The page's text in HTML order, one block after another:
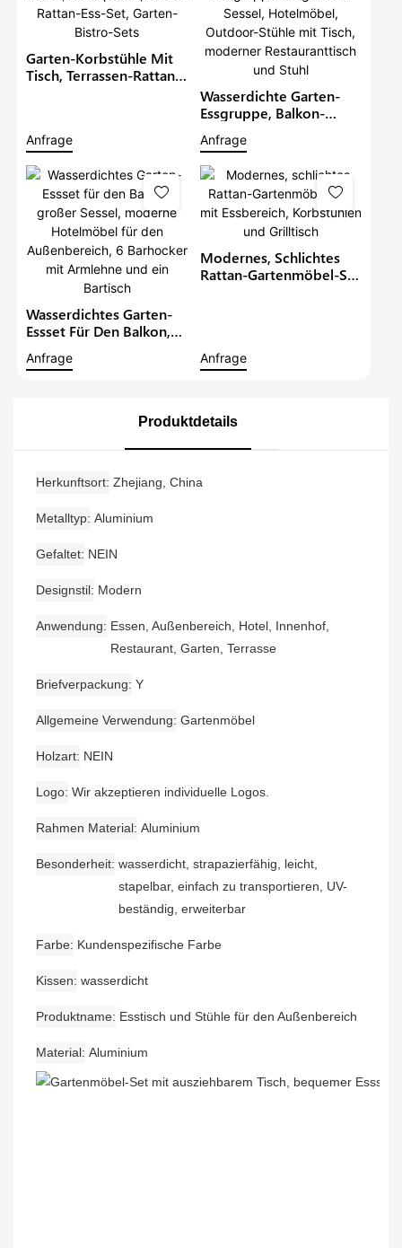
Garten-Korbstühle Mit
Tisch, Terrassen-Rattan-
Anfrage
Wasserdichte Garten-
Essgruppe, Balkon-
Essgruppe Mit Großem
Sessel, Hotelmöbel,
Outdoor-Stühle Mit
Tisch, Moderner
Restauranttisch Und
Stuhl
Anfrage
Wasserdichtes Garten-
Essset Für Den Balkon,
Hotelmöbel Für Den
Anfrage
Modernes, Schlichtes
Rattan-Gartenmöbel-Set
Anfrage
Produktdetails
Herkunftsort Zhejiang, China
Metalltyp Aluminium
Gefaltet NEIN
Designstil Modern
Anwendung
Essen, Außenbereich, Hotel, Innenhof,
Restaurant, Garten, Terrasse
Briefverpackung Y
Allgemeine Verwendung Gartenmöbel
Holzart NEIN
Logo Wir akzeptieren individuelle Logos.
Rahmen Material Aluminium
Besonderheit wasserdicht, strapazierfähig, leicht,
stapelbar, einfach zu transportieren, UV-
beständig, erweiterbar
Farbe Kundenspezifische Farbe
Kissen wasserdicht
Produktname Esstisch und Stühle für den Außenbereich
Material Aluminium